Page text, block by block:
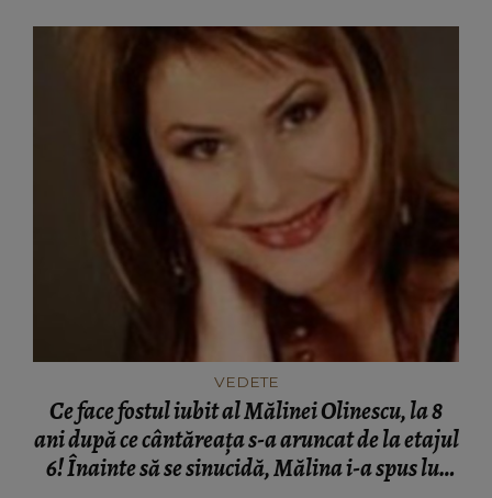
VEDETE
Ce face fostul iubit al Mălinei Olinescu, la 8
ani după ce cântăreaţa s-a aruncat de la etajul
6! Înainte să se sinucidă, Mălina i-a spus lui